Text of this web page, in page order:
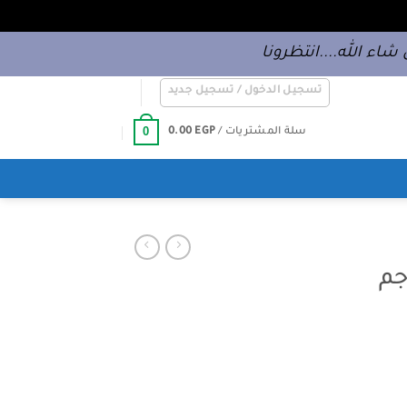
شاء الله....انتظرونا
تسجيل الدخول / تسجيل جديد
سلة المشتريات / 0.00 EGP
0